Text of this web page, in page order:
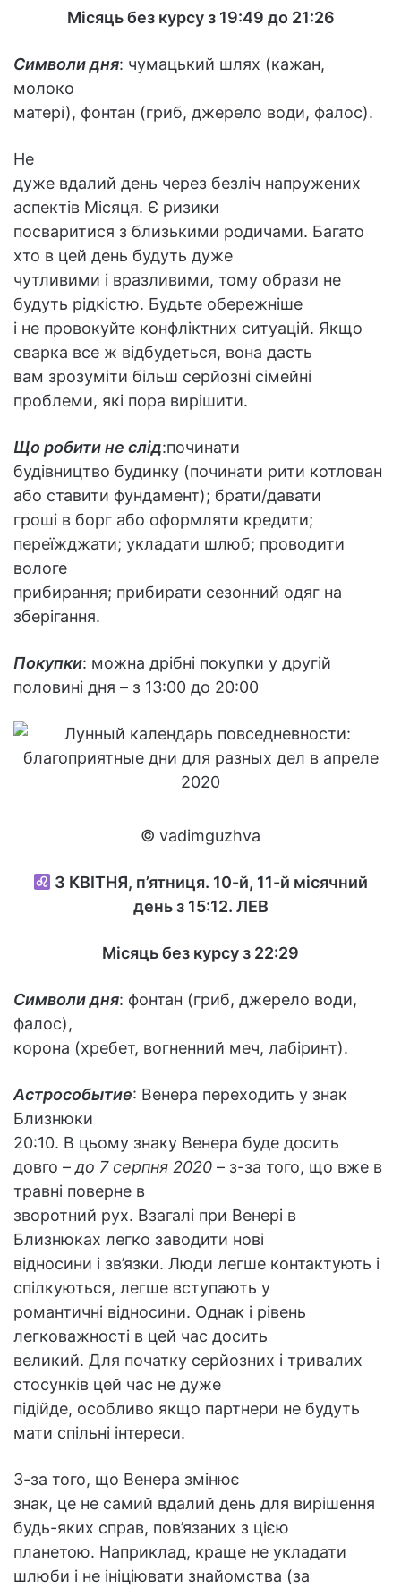
Місяць без курсу з 19:49 до 21:26
Символи дня: чумацький шлях (кажан,
молоко
матері), фонтан (гриб, джерело води, фалос).
Не
дуже вдалий день через безліч напружених
аспектів Місяця. Є ризики
посваритися з близькими родичами. Багато
хто в цей день будуть дуже
чутливими і вразливими, тому образи не
будуть рідкістю. Будьте обережніше
і не провокуйте конфліктних ситуацій. Якщо
сварка все ж відбудеться, вона дасть
вам зрозуміти більш серйозні сімейні
проблеми, які пора вирішити.
Що робити не слід:починати
будівництво будинку (починати рити котлован
або ставити фундамент); брати/давати
гроші в борг або оформляти кредити;
переїжджати; укладати шлюб; проводити
вологе
прибирання; прибирати сезонний одяг на
зберігання.
Покупки: можна дрібні покупки у другій
половині дня – з 13:00 до 20:00
© vadimguzhva
3 КВІТНЯ, п’ятниця. 10-й, 11-й місячний
день з 15:12. ЛЕВ
Місяць без курсу з 22:29
Символи дня: фонтан (гриб, джерело води,
фалос),
корона (хребет, вогненний меч, лабіринт).
Астрособытие: Венера переходить у знак
Близнюки
20:10. В цьому знаку Венера буде досить
довго – до 7 серпня 2020 – з-за того, що вже в
травні поверне в
зворотний рух. Взагалі при Венері в
Близнюках легко заводити нові
відносини і зв’язки. Люди легше контактують і
спілкуються, легше вступають у
романтичні відносини. Однак і рівень
легковажності в цей час досить
великий. Для початку серйозних і тривалих
стосунків цей час не дуже
підійде, особливо якщо партнери не будуть
мати спільні інтереси.
З-за того, що Венера змінює
знак, це не самий вдалий день для вирішення
будь-яких справ, пов’язаних з цією
планетою. Наприклад, краще не укладати
шлюби і не ініціювати знайомства (за